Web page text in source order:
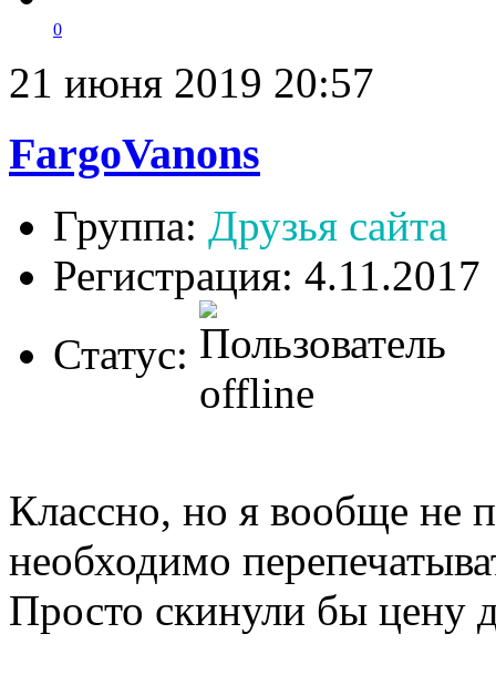
0
21 июня 2019 20:57
FargoVanons
Группа: Друзья сайта
Регистрация: 4.11.2017
Статус:
Классно, но я вообще не
необходимо
Просто скинули бы цену